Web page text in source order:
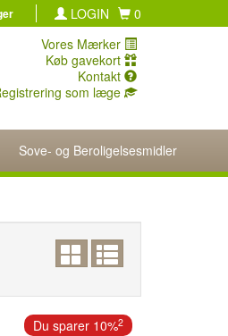
LOGIN
0
Vores Mærker
Køb gavekort
Kontakt
som læge
Sove- og Beroligelsesmidler
Du sparer 10%2